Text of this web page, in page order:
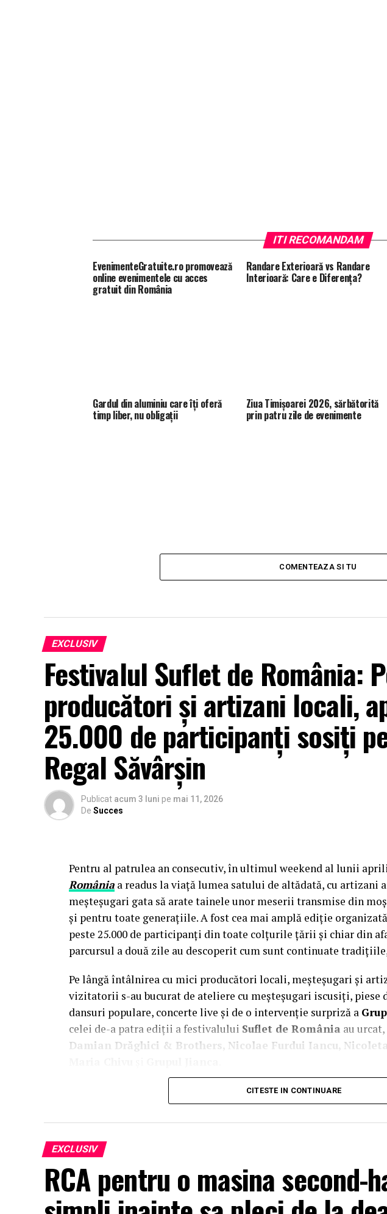
ITI RECOMANDAM
EvenimenteGratuite.ro promovează
online evenimentele cu acces
gratuit din România
Randare Exterioară vs Randare
Interioară: Care e Diferența?
Gardul din aluminiu care îți oferă
timp liber, nu obligații
Ziua Timișoarei 2026, sărbătorită
prin patru zile de evenimente
COMENTEAZA SI TU
EXCLUSIV
Festivalul Suflet de România:
producători și artizani locali,
25.000 de participanți sosiți
Regal Săvârșin
Publicat acum 3 luni pe mai 11, 2026
De Succes
Pentru al patrulea an consecutiv, în ultimul weekend al lunii
România a readus la viață lumea satului de altădată, cu artizani
meșteșugari gata să arate tainele unor meserii transmise din
și pentru toate generațiile. A fost cea mai amplă ediție organizată
peste 25.000 de participanți din toate colțurile țării și chiar din
parcursul a două zile au descoperit cum sunt continuate
Pe lângă întâlnirea cu mici producători locali, meșteșugari și
vizitatorii s-au bucurat de ateliere cu meșteșugari iscusiți, piese
dansuri populare, concerte live și de o intervenție surpriză a
celei de-a patra ediții a festivalului Suflet de România au
Damian Drăghici & Brothers, Nicolae Furdui Iancu,
Evenimentul s-a desfășurat cu participarea Majestății Sale
Coroanei României, aAlteței Sale Regale Radu, Principele
Xavier Piesvaux, Country Manager Ahold Delhaize România,
Lead Profi,
oficialități, autorități centrale și locale și alți reprezentanți
oficial a fost dat sâmbătă, după ce distinsul grup a încheiat un
artizani.
CITESTE IN CONTINUARE
EXCLUSIV
RCA pentru o masina